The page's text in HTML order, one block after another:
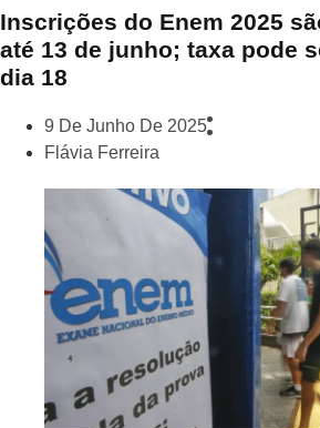
Inscrições do Enem 2025
até 13 de junho; taxa pode
dia 18
9 De Junho De 2025
Flávia Ferreira